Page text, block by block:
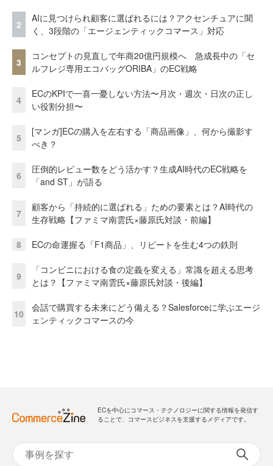
2
AIに見つけられ顧客に選ばれるには？アクセンチュアに聞
く、3段階の「エージェンティックコマース」対応
3
コンセプトの見直しで年商20億円規模へ 急成長中の「セ
ルフレジ専用エコバッグORIBA」のEC戦略
4
ECのKPIで一喜一憂しない方法〜月次・週次・日次の正し
い役割分担〜
5
[マンガ]ECの購入を左右する「商品画像」、何から撮影す
べき？
6
圧倒的レビュー数をどう活かす？生成AI時代のEC戦略を
「and ST」が語る
7
顧客から「持続的に選ばれる」ための要素とは？AI時代の
生存戦略【ファミマ南雲氏×藤原氏対談・前編】
8 ECの命運握る「F1商品」、リピートを生む4つの鉄則
9
「コンビニにおける食の定義を変える」常識を超える思考
とは？【ファミマ南雲氏×藤原氏対談・後編】
10
会話で購買する未来にどう備える？Salesforceに学ぶエージ
ェンティックコマースの今
ECを中心にコマース・テクノロジーに関する情報を発信す
ることで、コマースビジネスを支援するメディアです。